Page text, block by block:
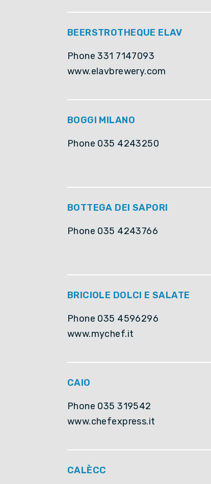
BEERSTROTHEQUE ELAV
Phone 331 7147093
www.elavbrewery.com
BOGGI MILANO
Phone 035 4243250
BOTTEGA DEI SAPORI
Phone 035 4243766
BRICIOLE DOLCI E SALATE
Phone 035 4596296
www.mychef.it
CAIO
Phone 035 319542
www.chefexpress.it
CALÈCC